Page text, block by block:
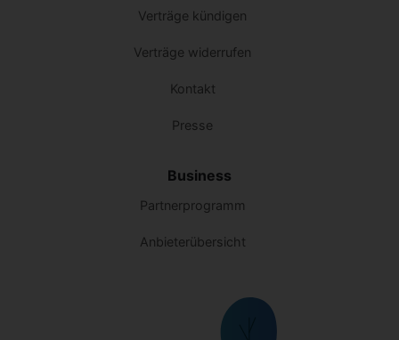
Verträge kündigen
Verträge widerrufen
Kontakt
Presse
Business
Partnerprogramm
Anbieterübersicht